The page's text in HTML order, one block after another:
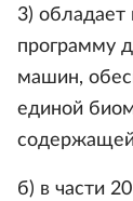
3)
программу
машин,
единой
б) в части